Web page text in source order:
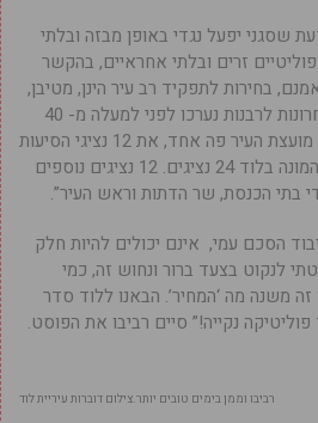
שסגני יפעל נגדי באופן מבזה ובלתי
זרים ובלתי אחראיים, בהקשר
בחירות לתפקיד רב עיר הינן, מטיבן,
בחירות טעונות. הבחירות האחרונות לרבנות נערכו לפני למעלה מ- 40
שנה. אולם לפני כשנה בחרה מועצת העיר פה אחד, את 12 נציגי הסיעות
השונות במועצה לגוף הבוחר המונה בלוד 24 נציגים. 12 נציגים נוספים
בתי הכנסת, שר הדתות וראש העיר”.
הסכם עמי, אינם יכולים להיות חלק
לנקוט בצעד ברור ונחוש זה, כמי
זה משנה מה ‘המחיר’. הבאנו ללוד סדר
נקייה!” סיים רביבו את הפוסט.
רביבו וממן בימים טובים יותר.צילום דוברות עיריית לוד